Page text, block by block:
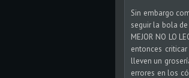
Sin embargo
seguir la bola de
MEJOR NO LO
entonces
lleven un
errores en los